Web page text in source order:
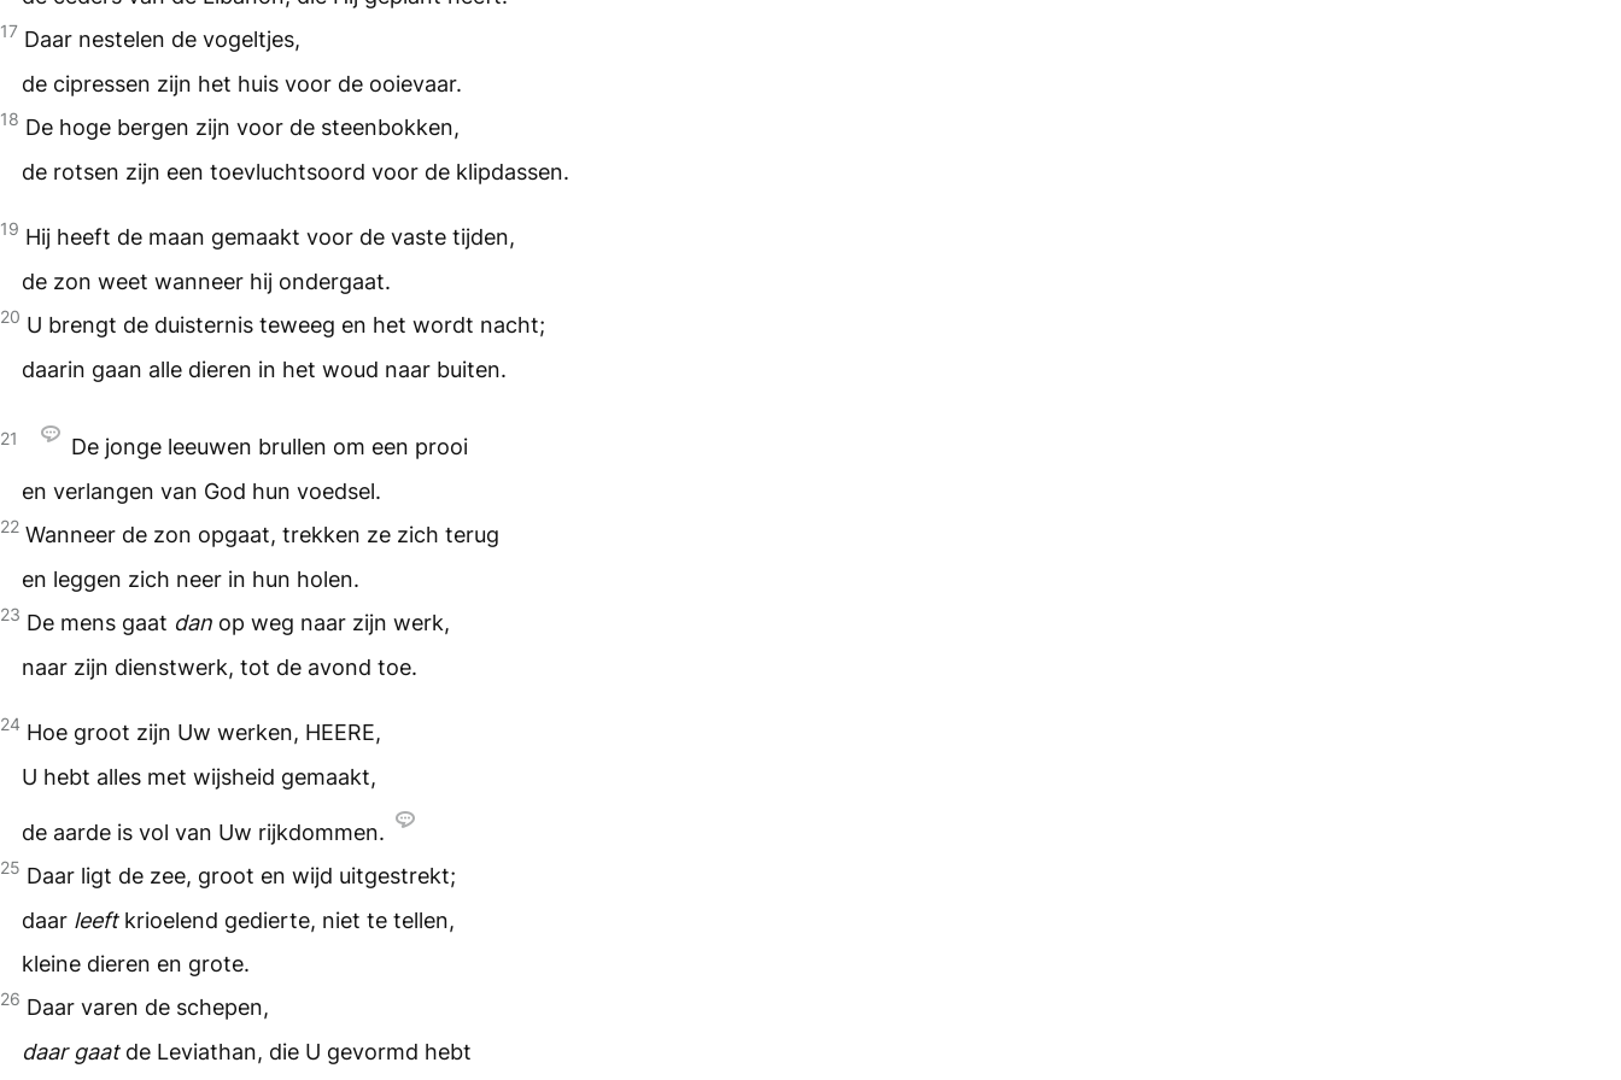
17 Daar nestelen de vogeltjes,
de cipressen zijn het huis voor de ooievaar.
18 De hoge bergen zijn voor de steenbokken,
de rotsen zijn een toevluchtsoord voor de klipdassen.
19 Hij heeft de maan gemaakt voor de vaste tijden,
de zon weet wanneer hij ondergaat.
20 U brengt de duisternis teweeg en het wordt nacht;
daarin gaan alle dieren in het woud naar buiten.
21
De jonge leeuwen brullen om een prooi
en verlangen van God hun voedsel.
22 Wanneer de zon opgaat, trekken ze zich terug
en leggen zich neer in hun holen.
23 De mens gaat dan op weg naar zijn werk,
naar zijn dienstwerk, tot de avond toe.
24 Hoe groot zijn Uw werken, HEERE,
U hebt alles met wijsheid gemaakt,
de aarde is vol van Uw rijkdommen.
25 Daar ligt de zee, groot en wijd uitgestrekt;
daar leeftkrioelend gedierte, niet te tellen,
kleine dieren en grote.
26 Daar varen de schepen,
daar gaatde Leviathan, die U gevormd hebt